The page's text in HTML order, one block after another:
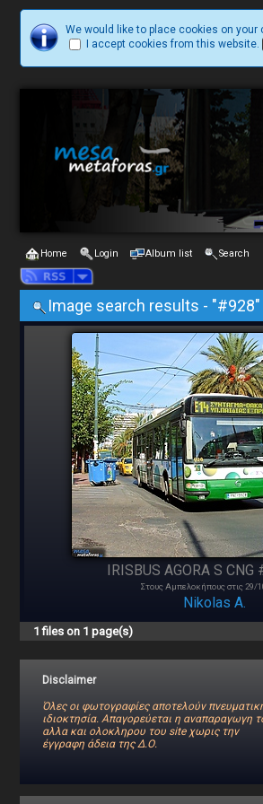
We would like to place cookies on your
I accept cookies from this website.
Home Login Album list Search
Image search results - "#928"
IRISBUS AGORA S
Στους Αμπελοκήπους στις 29/
Nikolas A.
1 files on 1 page(s)
Disclaimer
Όλες οι φωτογραφίες αποτελούν
ιδιοκτησία. Απαγορεύεται η αναπαραγωγη
αλλα και ολοκληρου του site χωρις την
έγγραφη άδεια της Δ.Ο.